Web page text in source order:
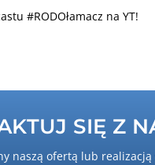
#RODOłamacz na YT!
SIĘ Z
naszą ofertą lub realizacją